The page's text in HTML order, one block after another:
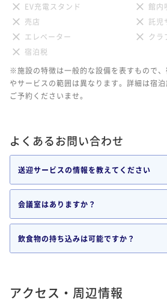
EV充電スタンド
館内
売店
託児
エレベーター
クラ
宿泊税
※施設の特徴は一般的な設備を表すもので
やサービスの範囲は異なります。詳細は宿泊
ご予約くださいませ。
よくあるお問い合わせ
送迎サービスの情報を教えてください
会議室はありますか？
飲食物の持ち込みは可能ですか？
アクセス・周辺情報